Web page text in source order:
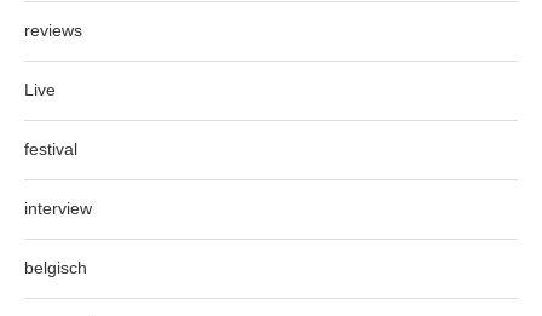
reviews
Live
festival
interview
belgisch